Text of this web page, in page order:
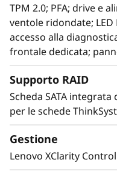
Design agile e
La progettazione
massima
semplice. Ma il
caratteristiche di
una facile
memoria, storage
possibilità di
aziendali
all'espansione dei
TPM 2.0; PFA; drive e
ventole ridondate;
accesso alla
frontale dedicata;
Supporto RAID
Scheda SATA integrata
per le schede
Gestione
Lenovo XClarity